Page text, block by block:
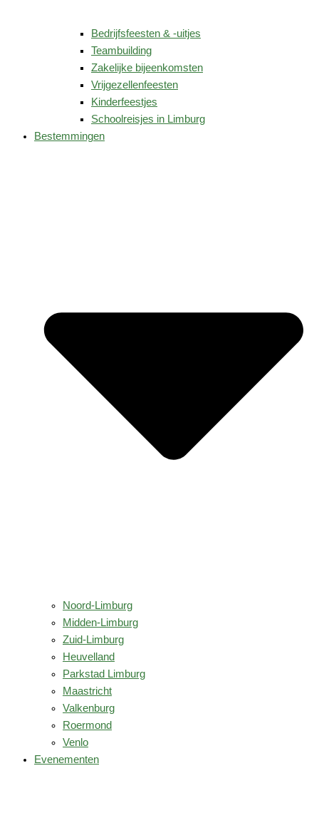
Bedrijfsfeesten & -uitjes
Teambuilding
Zakelijke bijeenkomsten
Vrijgezellenfeesten
Kinderfeestjes
Schoolreisjes in Limburg
Bestemmingen
Noord-Limburg
Midden-Limburg
Zuid-Limburg
Heuvelland
Parkstad Limburg
Maastricht
Valkenburg
Roermond
Venlo
Evenementen